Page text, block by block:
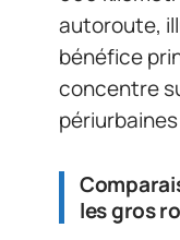
autoroute,
bénéfice
concentre
les gros